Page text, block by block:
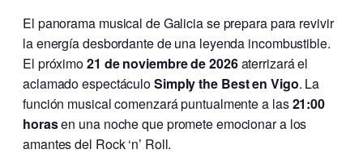
El panorama musical de Galicia se prepara para revivir
la energía desbordante de una leyenda incombustible.
El próximo21 de noviembre de 2026aterrizará el
aclamado espectáculoSimply the Best en Vigo. La
función musical comenzará puntualmente a las21:00
horasen una noche que promete emocionar a los
amantes del Rock ‘n’ Roll.